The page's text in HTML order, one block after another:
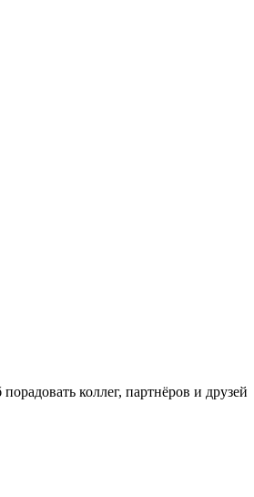
коллег, партнёров и друзей